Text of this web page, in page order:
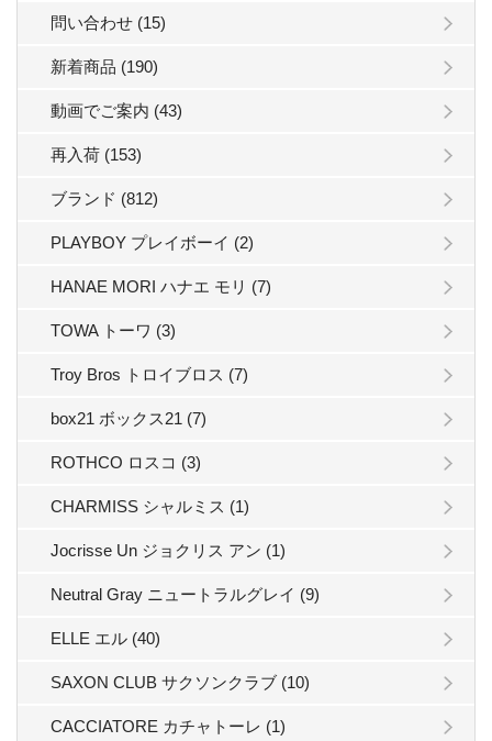
問い合わせ (15)
新着商品 (190)
動画でご案内 (43)
再入荷 (153)
ブランド (812)
PLAYBOY プレイボーイ (2)
HANAE MORI ハナエ モリ (7)
TOWA トーワ (3)
Troy Bros トロイブロス (7)
box21 ボックス21 (7)
ROTHCO ロスコ (3)
CHARMISS シャルミス (1)
Jocrisse Un ジョクリス アン (1)
Neutral Gray ニュートラルグレイ (9)
ELLE エル (40)
SAXON CLUB サクソンクラブ (10)
CACCIATORE カチャトーレ (1)